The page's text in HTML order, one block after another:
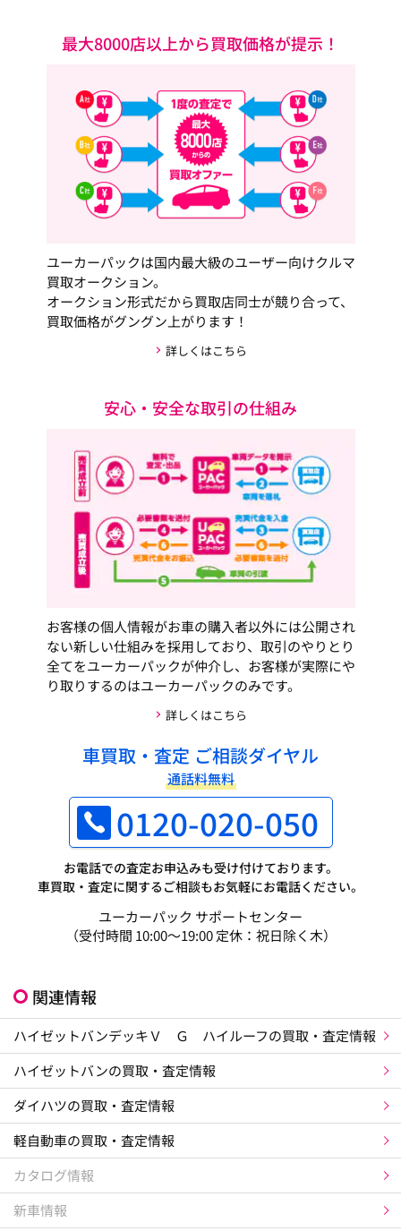
最大8000店以上から買取価格が提示！
ユーカーパックは国内最大級のユーザー向けクルマ
買取オークション。
オークション形式だから買取店同士が競り合って、
買取価格がグングン上がります！
詳しくはこちら
安心・安全な取引の仕組み
お客様の個人情報がお車の購入者以外には公開され
ない新しい仕組みを採用しており、取引のやりとり
全てをユーカーパックが仲介し、お客様が実際にや
り取りするのはユーカーパックのみです。
詳しくはこちら
車買取・査定 ご相談ダイヤル
通話料無料
0120-020-050
お電話での査定お申込みも受け付けております。
車買取・査定に関するご相談もお気軽にお電話ください。
ユーカーパック サポートセンター
（受付時間 10:00～19:00 定休：祝日除く木）
関連情報
ハイゼットバンデッキＶ Ｇ ハイルーフの買取・査定情報
ハイゼットバンの買取・査定情報
ダイハツの買取・査定情報
軽自動車の買取・査定情報
カタログ情報
新車情報